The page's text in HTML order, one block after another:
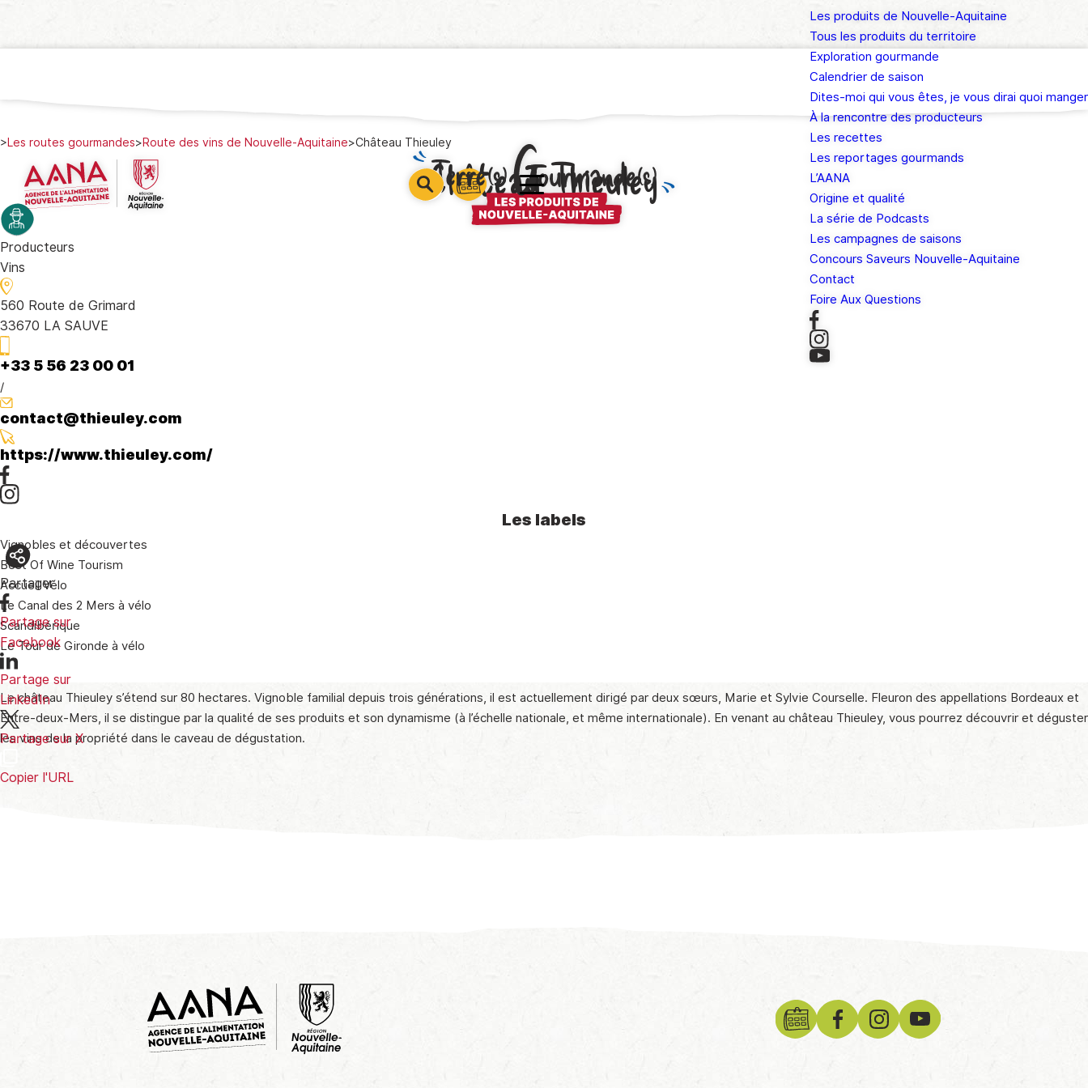
barre
1
barre
2
barre
3
Les produits de Nouvelle-Aquitaine
Tous les produits du territoire
Exploration gourmande
Calendrier de saison
Dites-moi qui vous êtes, je vous dirai quoi manger
À la rencontre des producteurs
Les recettes
Les reportages gourmands
L’AANA
Origine et qualité
La série de Podcasts
Les campagnes de saisons
Concours Saveurs Nouvelle-Aquitaine
Contact
Foire Aux Questions
>Les routes gourmandes>Route des vins de Nouvelle-Aquitaine>Château Thieuley
Château Thieuley
Producteurs
Vins
560 Route de Grimard
33670 LA SAUVE
+33 5 56 23 00 01
/
contact@thieuley.com
https://www.thieuley.com/
Les labels
Vignobles et découvertes
Best Of Wine Tourism
Accueil Vélo
Le Canal des 2 Mers à vélo
Scandibérique
Le Tour de Gironde à vélo
Le château Thieuley s’étend sur 80 hectares. Vignoble familial depuis trois générations, il est actuellement dirigé par deux sœurs, Marie et Sylvie Courselle. Fleuron des appellations Bordeaux et
Entre-deux-Mers, il se distingue par la qualité de ses produits et son dynamisme (à l’échelle nationale, et même internationale). En venant au château Thieuley, vous pourrez découvrir et déguster
les vins de la propriété dans le caveau de dégustation.
Partager
Partage sur
Facebook
Partage sur
LinkedIn
Partage sur X
Copier l'URL